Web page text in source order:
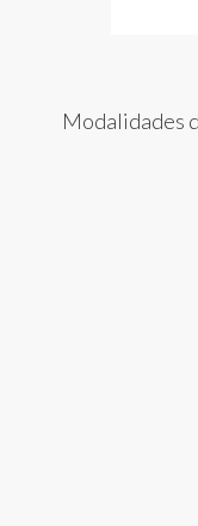
Modalidades